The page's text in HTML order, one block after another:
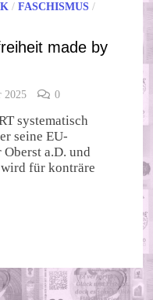
/FASCHISMUS /
made by
2025 0
systematisch
seine EU-
a.D. und
für konträre